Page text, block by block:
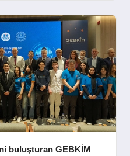
buluşturan GEBKİM